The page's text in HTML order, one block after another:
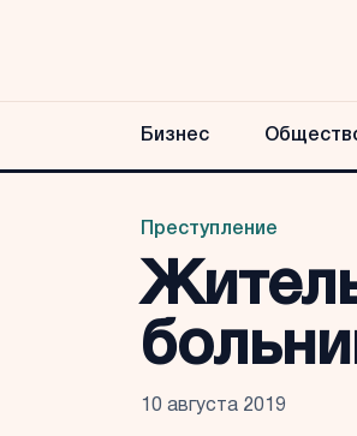
Бизнес
Преступление
10 августа 2019